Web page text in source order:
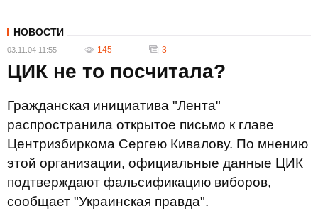
НОВОСТИ
03.11.04 11:55 145 3
ЦИК не то посчитала?
Гражданская инициатива "Лента"
распространила открытое письмо к главе
Центризбиркома Сергею Кивалову. По мнению
этой организации, официальные данные ЦИК
подтверждают фальсификацию виборов,
сообщает "Украинская правда".